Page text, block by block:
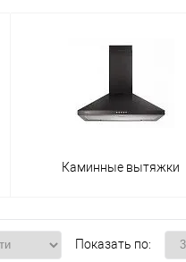
Каминные вытяжки
Показать по: